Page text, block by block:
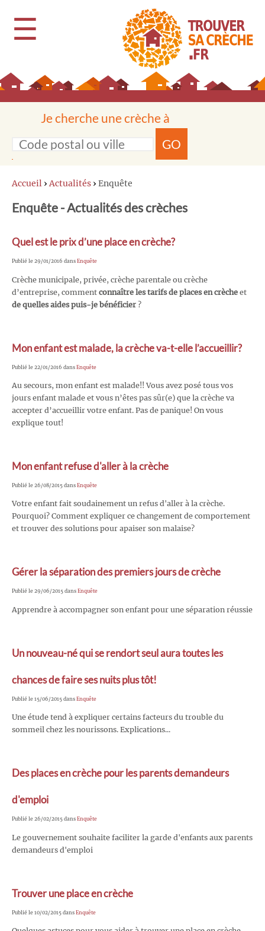
☰
Je cherche une crèche à
GO
Accueil ›Actualités › Enquête
Enquête - Actualités des crèches
Quel est le prix d’une place en crèche?
Publié le 29/01/2016 dans Enquête
Crèche municipale, privée, crèche parentale ou crèche
d’entreprise, comment connaître les tarifs de places en crèche et
de quelles aides puis-je bénéficier ?
Mon enfant est malade, la crèche va-t-elle l’accueillir?
Publié le 22/01/2016 dans Enquête
Au secours, mon enfant est malade!! Vous avez posé tous vos
jours enfant malade et vous n’êtes pas sûr(e) que la crèche va
accepter d’accueillir votre enfant. Pas de panique! On vous
explique tout!
Mon enfant refuse d'aller à la crèche
Publié le 26/08/2015 dans Enquête
Votre enfant fait soudainement un refus d'aller à la crèche.
Pourquoi? Comment expliquer ce changement de comportement
et trouver des solutions pour apaiser son malaise?
Gérer la séparation des premiers jours de crèche
Publié le 29/06/2015 dans Enquête
Apprendre à accompagner son enfant pour une séparation réussie
Un nouveau-né qui se rendort seul aura toutes les
chances de faire ses nuits plus tôt!
Publié le 15/06/2015 dans Enquête
Une étude tend à expliquer certains facteurs du trouble du
sommeil chez les nourissons. Explications...
Des places en crèche pour les parents demandeurs
d'emploi
Publié le 26/02/2015 dans Enquête
Le gouvernement souhaite faciliter la garde d'enfants aux parents
demandeurs d'emploi
Trouver une place en crèche
Publié le 10/02/2015 dans Enquête